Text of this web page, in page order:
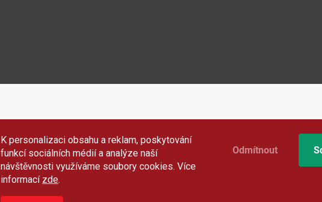
K personalizaci obsahu a reklam, poskytování
funkcí sociálních médií a analýze naší
návštěvnosti využíváme soubory cookies. Více
informací zde.
Odmítnout
Copyright 2026